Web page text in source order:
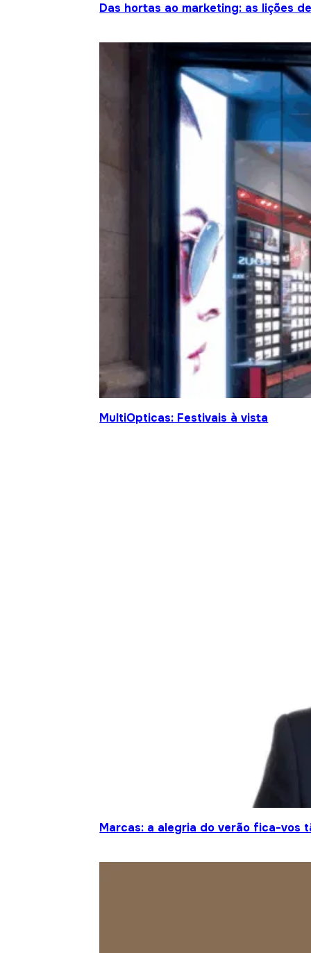
Das hortas ao marketing: as lições
MultiOpticas: Festivais à vista
Marcas: a alegria do verão fica-vos